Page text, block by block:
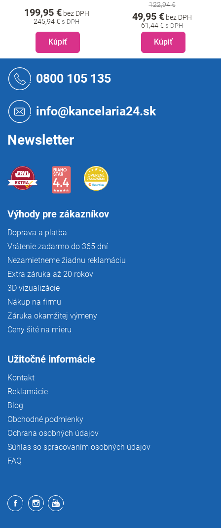
245,94 €
199,95 €bez DPH
Kúpiť
122,94 €
61,44 €
49,95 € bez DPH
Kúpiť
0800 105 135
info@kancelaria24.sk
Newsletter
Výhody pre zákazníkov
Doprava a platba
Vrátenie zadarmo do 365 dní
Nezamietneme žiadnu reklamáciu
Extra záruka až 20 rokov
3D vizualizácie
Nákup na firmu
Záruka okamžitej výmeny
Ceny šité na mieru
Užitočné informácie
Kontakt
Reklamácie
Blog
Obchodné podmienky
Ochrana osobných údajov
Súhlas so spracovaním osobných údajov
FAQ